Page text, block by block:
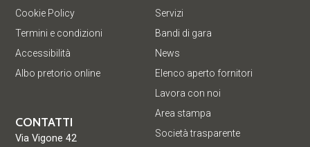
Servizi
Bandi di gara
News
Elenco aperto fornitori
Lavora con noi
Area stampa
Società trasparente
Cookie Policy
Termini e condizioni
Accessibilità
Albo pretorio online
CONTATTI
Via Vigone 42